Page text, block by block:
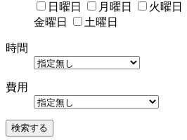
日曜日
月曜日 火曜日
金曜日
土曜日
時間
費用
検索する